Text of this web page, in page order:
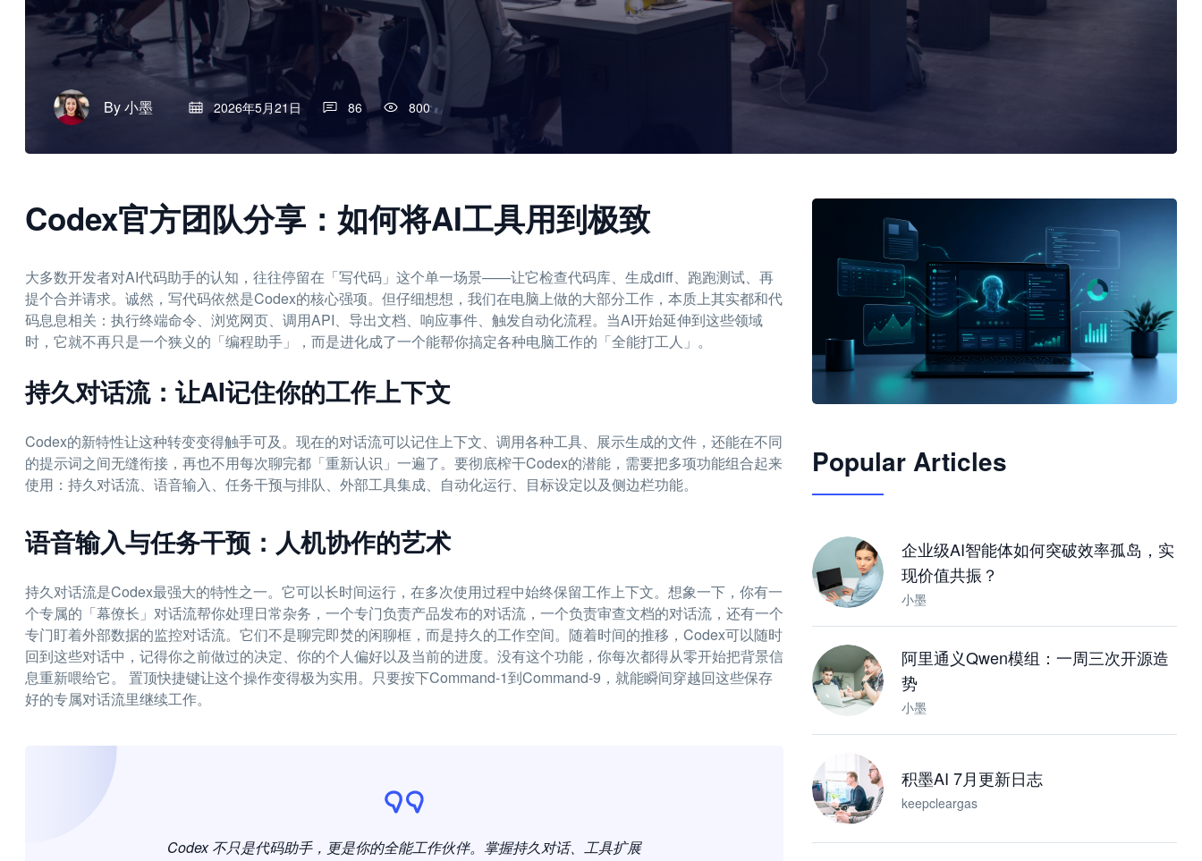
By小墨 2026年5月21日 86 800
Codex官方团队分享：如何将AI工具用到极致
大多数开发者对AI代码助手的认知，往往停留在「写代码」这个单一场景——让它检查代码库、生成diff、跑跑测试、再
提个合并请求。诚然，写代码依然是Codex的核心强项。但仔细想想，我们在电脑上做的大部分工作，本质上其实都和代
码息息相关：执行终端命令、浏览网页、调用API、导出文档、响应事件、触发自动化流程。当AI开始延伸到这些领域
时，它就不再只是一个狭义的「编程助手」，而是进化成了一个能帮你搞定各种电脑工作的「全能打工人」。
持久对话流：让AI记住你的工作上下文
Codex的新特性让这种转变变得触手可及。现在的对话流可以记住上下文、调用各种工具、展示生成的文件，还能在不同
的提示词之间无缝衔接，再也不用每次聊完都「重新认识」一遍了。要彻底榨干Codex的潜能，需要把多项功能组合起来
使用：持久对话流、语音输入、任务干预与排队、外部工具集成、自动化运行、目标设定以及侧边栏功能。
语音输入与任务干预：人机协作的艺术
持久对话流是Codex最强大的特性之一。它可以长时间运行，在多次使用过程中始终保留工作上下文。想象一下，你有一
个专属的「幕僚长」对话流帮你处理日常杂务，一个专门负责产品发布的对话流，一个负责审查文档的对话流，还有一个
专门盯着外部数据的监控对话流。它们不是聊完即焚的闲聊框，而是持久的工作空间。随着时间的推移，Codex可以随时
回到这些对话中，记得你之前做过的决定、你的个人偏好以及当前的进度。没有这个功能，你每次都得从零开始把背景信
息重新喂给它。 置顶快捷键让这个操作变得极为实用。只要按下Command-1到Command-9，就能瞬间穿越回这些保存
好的专属对话流里继续工作。
Codex 不只是代码助手，更是你的全能工作伙伴。掌握持久对话、工具扩展
JimoClaw 桌面 AI Agent 工作台
Popular Articles
企业级AI智能体如何突破效率孤岛，实
现价值共振？
小墨
阿里通义Qwen模组：一周三次开源造
势
小墨
积墨AI 7月更新日志
keepcleargas